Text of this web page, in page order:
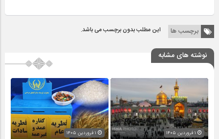
برچسب ها این مطلب بدون برچسب می باشد.
نوشته های مشابه